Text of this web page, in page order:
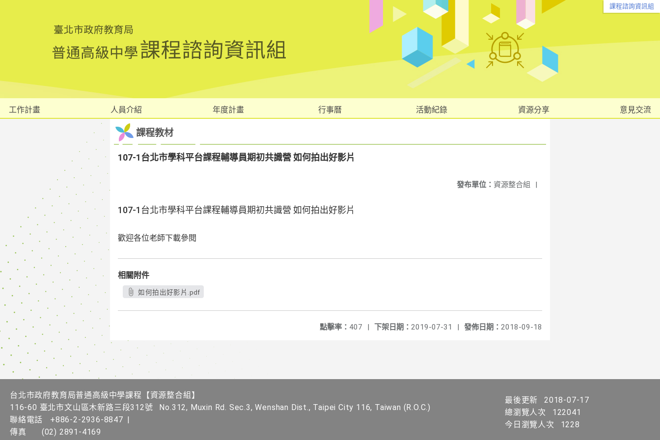
課程諮詢資訊組
工作計畫 人員介紹 年度計畫 行事曆 活動紀錄 資源分享 意見交流
課程教材
107-1台北市學科平台課程輔導員期初共識營 如何拍出好影片
發布單位： 資源整合組 |
107-1台北市學科平台課程輔導員期初共識營 如何拍出好影片
歡迎各位老師下載參閱
相關附件
如何拍出好影片.pdf
發佈日期： 2018-09-18
下架日期： 2019-07-31 |
點擊率： 407 |
台北市政府教育局普通高級中學課程​【資源整合組】
116-60 臺北市文山區木新路三段312號
No.312, Muxin Rd. Sec.3, Wenshan Dist., Taipei City 116, Taiwan (R.O.C.)
聯絡電話
+886-2-2936-8847 |
傳真
(02) 2891-4169
最後更新
2018-07-17
總瀏覽人次
122041
今日瀏覽人次
1228